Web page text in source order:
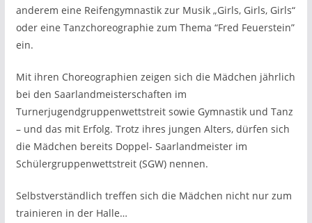
anderem eine Reifengymnastik zur Musik „Girls, Girls, Girls“
oder eine Tanzchoreographie zum Thema “Fred Feuerstein”
ein.
Mit ihren Choreographien zeigen sich die Mädchen jährlich
bei den Saarlandmeisterschaften im
Turnerjugendgruppenwettstreit sowie Gymnastik und Tanz
– und das mit Erfolg. Trotz ihres jungen Alters, dürfen sich
die Mädchen bereits Doppel- Saarlandmeister im
Schülergruppenwettstreit (SGW) nennen.
Selbstverständlich treffen sich die Mädchen nicht nur zum
trainieren in der Halle…